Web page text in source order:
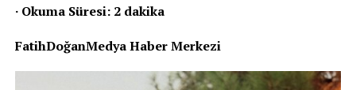
· Okuma Süresi: 2 dakika
FatihDoğanMedya Haber Merkezi